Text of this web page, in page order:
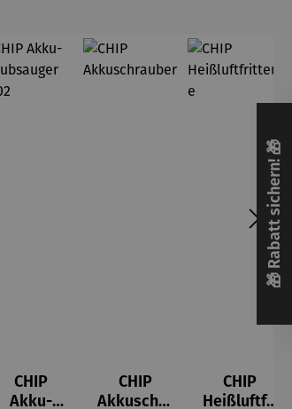
CHIP
Akku-
CHIP
Akkuschra
CHIP
Heißluftfri
🎁 Rabatt sichern! 🎁